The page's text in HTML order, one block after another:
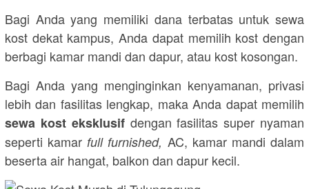
Bagi Anda yang memiliki dana terbatas untuk sewa
kost dekat kampus, Anda dapat memilih kost dengan
berbagi kamar mandi dan dapur, atau kost kosongan.
Bagi Anda yang menginginkan kenyamanan, privasi
lebih dan fasilitas lengkap, maka Anda dapat memilih
sewa kost eksklusifdengan fasilitas super nyaman
seperti kamarfull furnished, AC, kamar mandi dalam
beserta air hangat, balkon dan dapur kecil.